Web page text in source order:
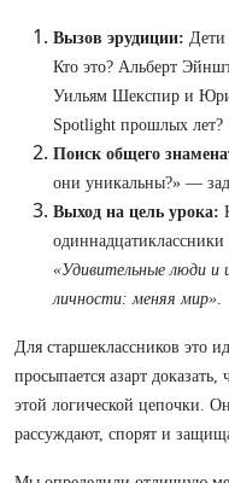
Вызов эрудиции: Дети
Кто это? Альберт
Уильям Шекспир и
Spotlight прошлых лет?
Поиск общего
они уникальны?» —
Выход на цель урока:
«Удивительные люди и
личности: меняя мир».
Для старшеклассников это
просыпается азарт
этой логической цепочки.
рассуждают, спорят и